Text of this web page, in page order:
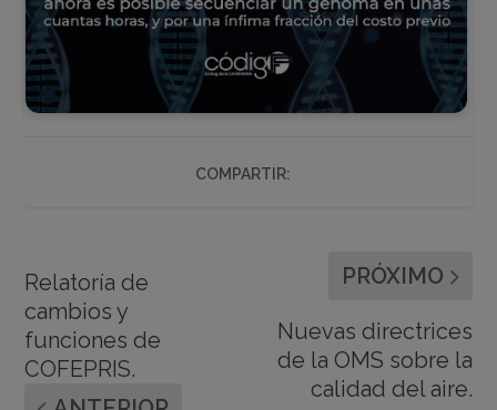
COMPARTIR:
Relatoría de
cambios y
funciones de
COFEPRIS.
PRÓXIMO
Nuevas directrices
de la OMS sobre la
calidad del aire.